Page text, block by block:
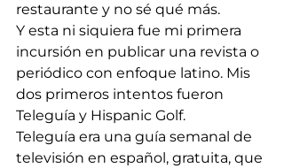
restaurante y no sé qué más.
Y esta ni siquiera fue mi primera
incursión en publicar una revista o
periódico con enfoque latino. Mis
dos primeros intentos fueron
Teleguía y Hispanic Golf.
Teleguía era una guía semanal de
televisión en español, gratuita, que